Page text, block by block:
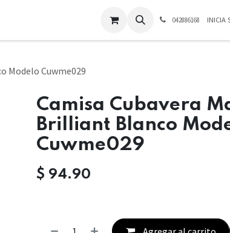
042886168 INICIA
Modelo Cuwme029
Camisa Cubavera
Brilliant Blanco
Cuwme029
$ 94.90